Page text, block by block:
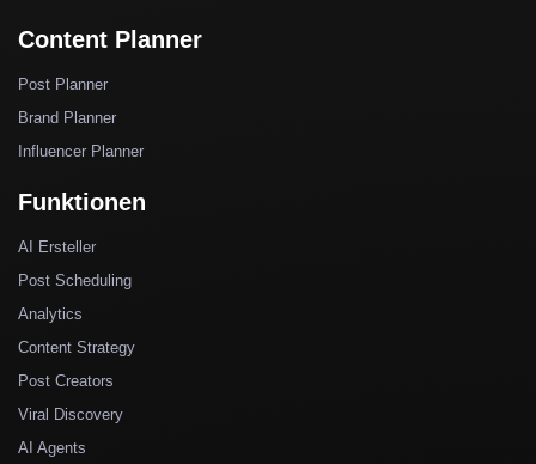
Content Planner
Post Planner
Brand Planner
Influencer Planner
Funktionen
AI Ersteller
Post Scheduling
Analytics
Content Strategy
Post Creators
Viral Discovery
AI Agents